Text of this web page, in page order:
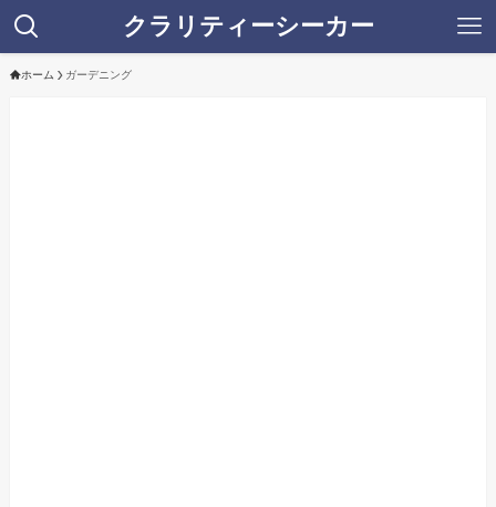
クラリティーシーカー
ホーム ガーデニング